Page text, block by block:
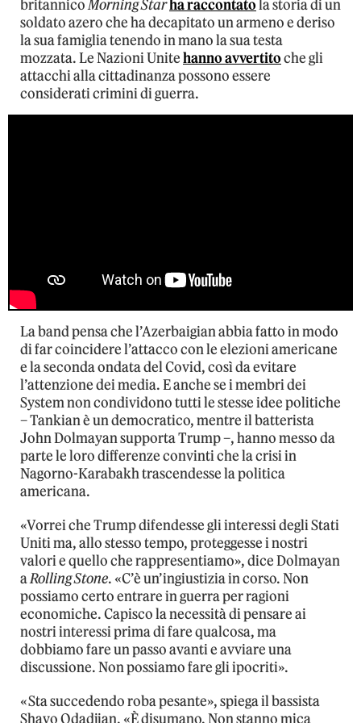
britannicoMorning Starha raccontatola storia di un
soldato azero che ha decapitato un armeno e deriso
la sua famiglia tenendo in mano la sua testa
mozzata. Le Nazioni Unitehanno avvertitoche gli
attacchi alla cittadinanza possono essere
considerati crimini di guerra.
La band pensa che l’Azerbaigian abbia fatto in modo
di far coincidere l’attacco con le elezioni americane
e la seconda ondata del Covid, così da evitare
l’attenzione dei media. E anche se i membri dei
System non condividono tutti le stesse idee politiche
– Tankian è un democratico, mentre il batterista
John Dolmayan supporta Trump –, hanno messo da
parte le loro differenze convinti che la crisi in
Nagorno-Karabakh trascendesse la politica
americana.
«Vorrei che Trump difendesse gli interessi degli Stati
Uniti ma, allo stesso tempo, proteggesse i nostri
valori e quello che rappresentiamo», dice Dolmayan
aRolling Stone. «C’è un’ingiustizia in corso. Non
possiamo certo entrare in guerra per ragioni
economiche. Capisco la necessità di pensare ai
nostri interessi prima di fare qualcosa, ma
dobbiamo fare un passo avanti e avviare una
discussione. Non possiamo fare gli ipocriti».
«Sta succedendo roba pesante», spiega il bassista
Shavo Odadjian. «È disumano. Non stanno mica